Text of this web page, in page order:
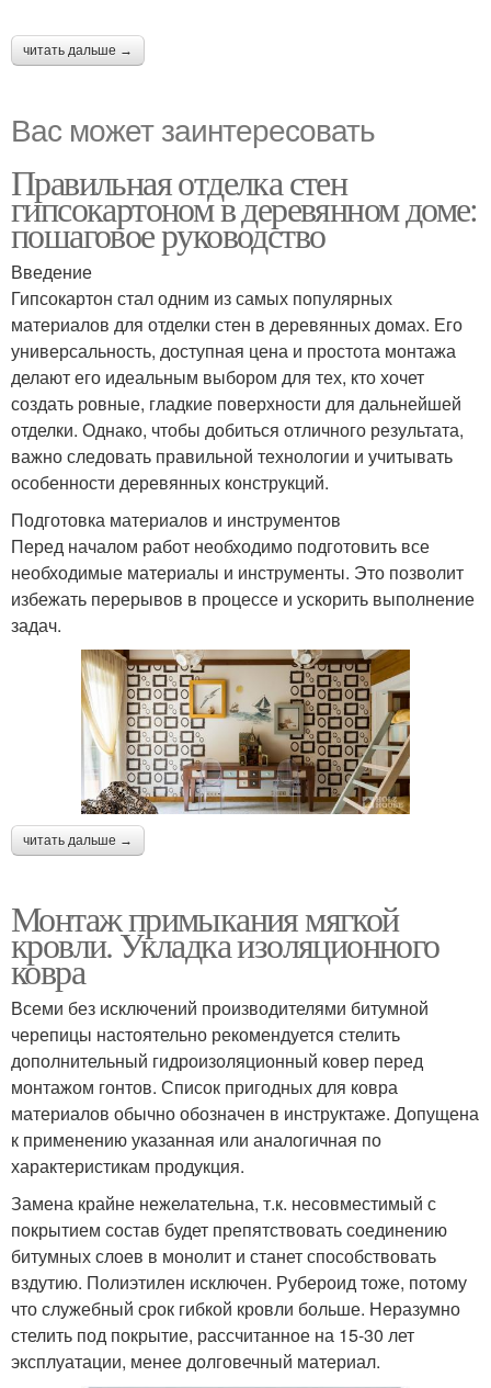
читать дальше →
Вас может заинтересовать
Правильная отделка стен
гипсокартоном в деревянном доме:
пошаговое руководство
Введение
Гипсокартон стал одним из самых популярных
материалов для отделки стен в деревянных домах. Его
универсальность, доступная цена и простота монтажа
делают его идеальным выбором для тех, кто хочет
создать ровные, гладкие поверхности для дальнейшей
отделки. Однако, чтобы добиться отличного результата,
важно следовать правильной технологии и учитывать
особенности деревянных конструкций.
Подготовка материалов и инструментов
Перед началом работ необходимо подготовить все
необходимые материалы и инструменты. Это позволит
избежать перерывов в процессе и ускорить выполнение
задач.
читать дальше →
Монтаж примыкания мягкой
кровли. Укладка изоляционного
ковра
Всеми без исключений производителями битумной
черепицы настоятельно рекомендуется стелить
дополнительный гидроизоляционный ковер перед
монтажом гонтов. Список пригодных для ковра
материалов обычно обозначен в инструктаже. Допущена
к применению указанная или аналогичная по
характеристикам продукция.
Замена крайне нежелательна, т.к. несовместимый с
покрытием состав будет препятствовать соединению
битумных слоев в монолит и станет способствовать
вздутию. Полиэтилен исключен. Рубероид тоже, потому
что служебный срок гибкой кровли больше. Неразумно
стелить под покрытие, рассчитанное на 15-30 лет
эксплуатации, менее долговечный материал.